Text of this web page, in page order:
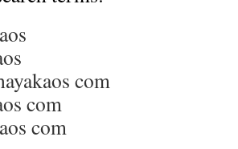
com
com
com